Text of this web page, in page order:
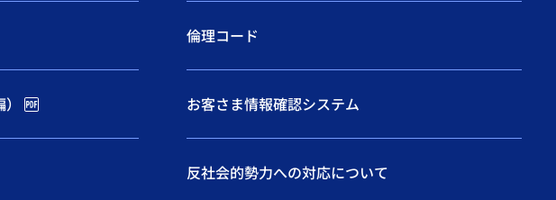
倫理コード
お客さま情報確認システム
反社会的勢力への対応について